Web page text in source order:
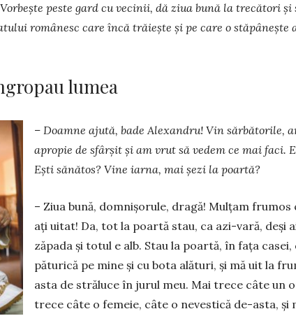
peste gard cu vecinii, dă ziua bună la trecători și
ro­mânesc care încă trăiește și pe care o stăpânește
lumea
– Doamne ajută, bade Alexandru! Vin săr­bă­torile,
apropie de sfârșit și am vrut să ve­dem ce mai faci.
Ești sănătos? Vine iar­na, mai șezi la poartă?
– Ziua bună, domnișorule, dragă! Mulțam fru­mos
ați uitat! Da, tot la poartă stau, ca azi-va­ră, deși
zăpada și totul e alb. Stau la poar­­tă, în fața casei,
păturică pe mine și cu bota alături, și mă uit la
asta de străluce în jurul meu. Mai trece câte un
trece câte o femeie, câte o nevestică de-asta, și